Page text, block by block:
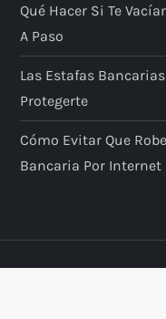
Qué Hacer Si Te
A Paso
Las Estafas
Protegerte
Cómo Evitar Que
Bancaria Por Internet